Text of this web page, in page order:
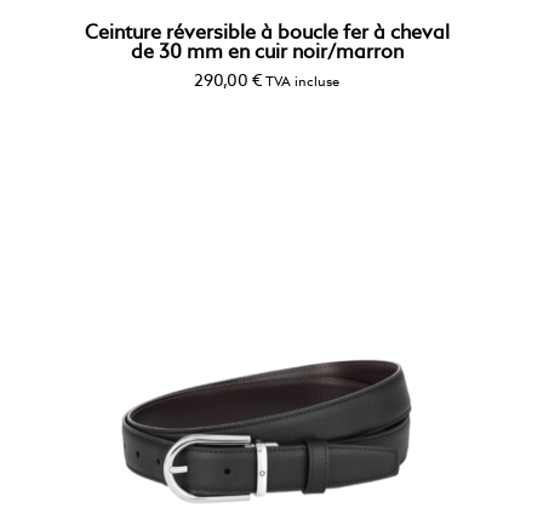
Ceinture réversible à boucle fer à cheval
de 30 mm en cuir noir/marron
290,00 € TVA incluse